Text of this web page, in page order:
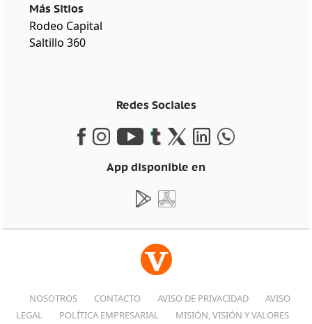
Más Sitios
Rodeo Capital
Saltillo 360
Redes Sociales
App disponible en
NOSOTROS CONTACTO AVISO DE PRIVACIDAD
AVISO
LEGAL
POLÍTICA EMPRESARIAL MISIÓN, VISIÓN Y VALORES